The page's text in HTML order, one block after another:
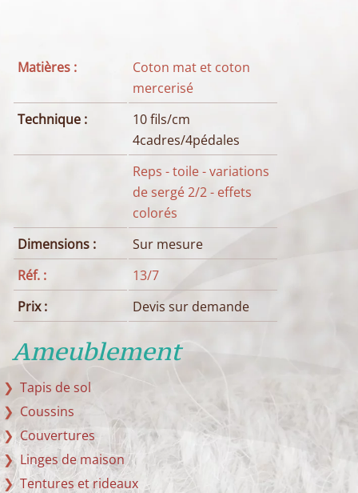
Matières :
Coton mat et coton
mercerisé
Technique :
10 fils/cm
4cadres/4pédales
Reps - toile - variations
de sergé 2/2 - effets
colorés
Dimensions :
Sur mesure
Réf. :
13/7
Prix :
Devis sur demande
Ameublement
Tapis de sol
Coussins
Couvertures
Linges de maison
Tentures et rideaux